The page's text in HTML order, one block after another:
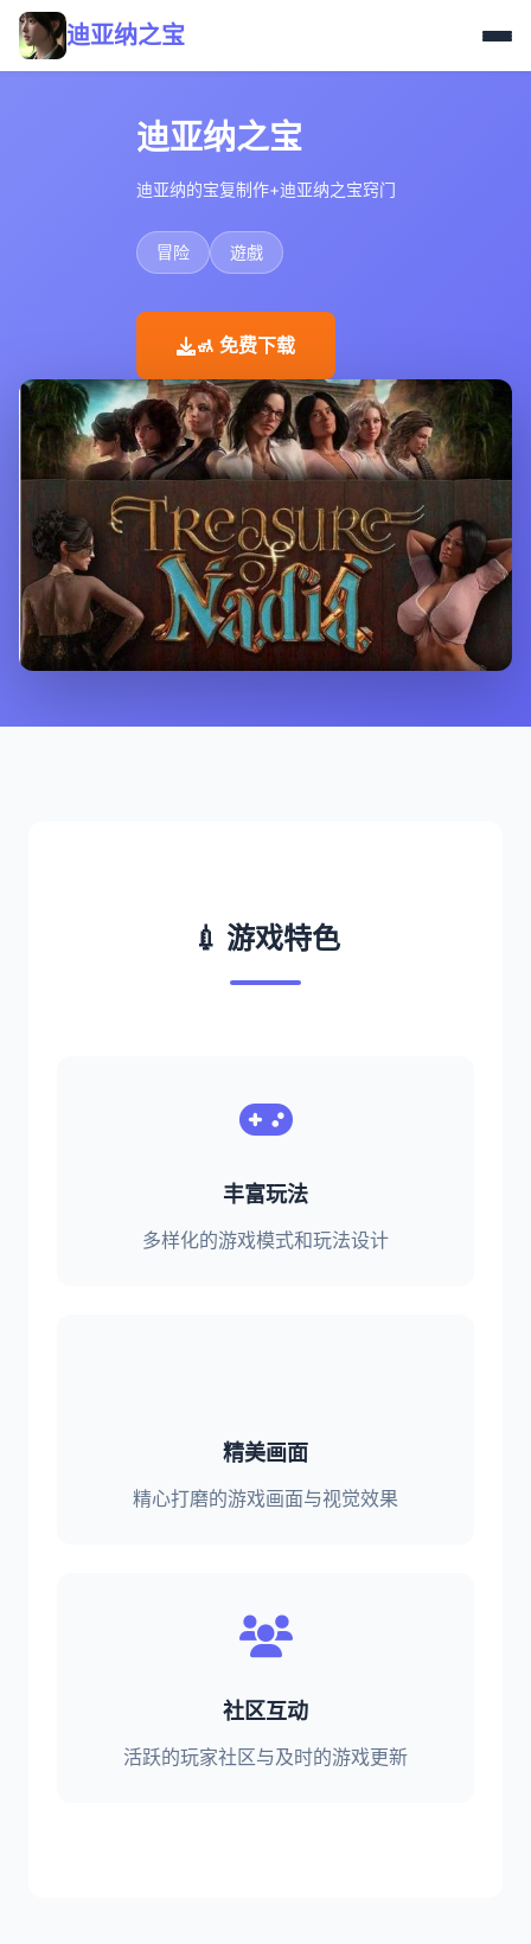
迪亚纳之宝
迪亚纳之宝
迪亚纳的宝复制作+迪亚纳之宝窍门
冒险 遊戲
🚮 免费下载
💉 游戏特色
丰富玩法
多样化的游戏模式和玩法设计
精美画面
精心打磨的游戏画面与视觉效果
社区互动
活跃的玩家社区与及时的游戏更新